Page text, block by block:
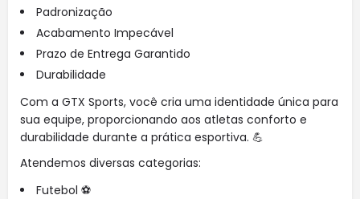
Padronização
Acabamento Impecável
Prazo de Entrega Garantido
Durabilidade
Com a GTX Sports, você cria uma identidade única para
sua equipe, proporcionando aos atletas conforto e
durabilidade durante a prática esportiva. 💪
Atendemos diversas categorias:
Futebol ⚽